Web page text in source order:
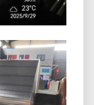
Blister
melepuh
oksigen, dan